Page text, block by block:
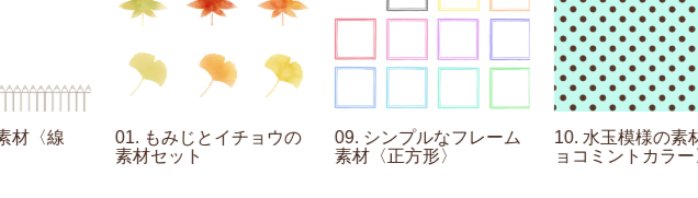
01. もみじとイチョウの
素材セット
09. シンプルなフレーム
素材〈正方形〉
10. 水玉模様の素材〈チ
ョコミントカラー〉